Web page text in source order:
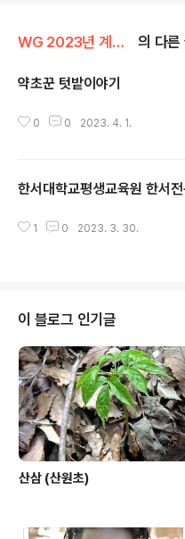
WG 2023년 계묘년 기록 의 다른
약초꾼 텃밭이야기
0 0 2023. 4. 1.
한서대학교평생교육원 한서
1 0 2023. 3. 30.
이 블로그 인기글
산삼 (산원초)